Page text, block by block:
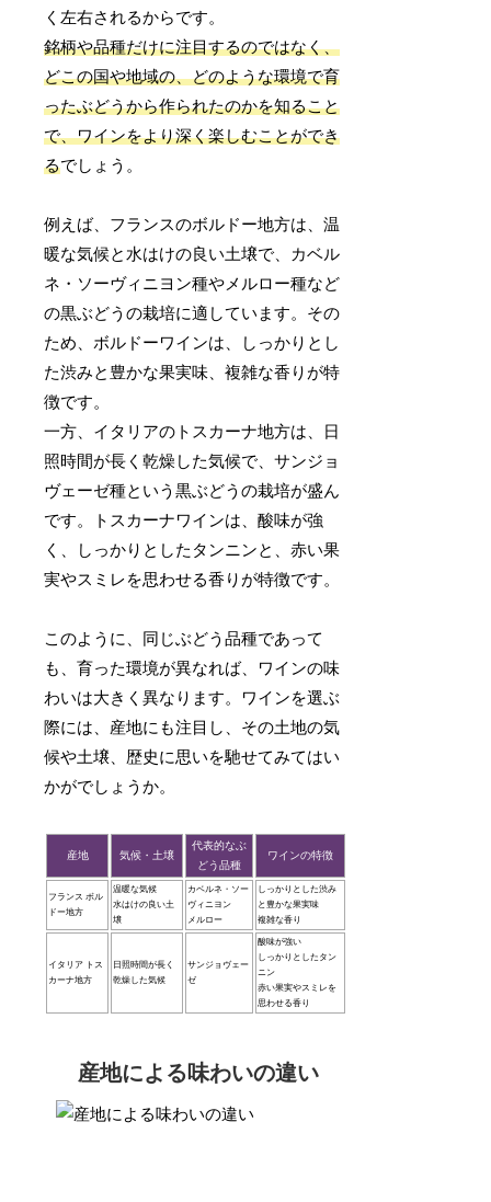
く左右されるからです。
銘柄や品種だけに注目するのではなく、
どこの国や地域の、どのような環境で育
ったぶどうから作られたのかを知ること
で、ワインをより深く楽しむことができ
るでしょう。
例えば、フランスのボルドー地方は、温
暖な気候と水はけの良い土壌で、カベル
ネ・ソーヴィニヨン種やメルロー種など
の黒ぶどうの栽培に適しています。その
ため、ボルドーワインは、しっかりとし
た渋みと豊かな果実味、複雑な香りが特
徴です。
一方、イタリアのトスカーナ地方は、日
照時間が長く乾燥した気候で、サンジョ
ヴェーゼ種という黒ぶどうの栽培が盛ん
です。トスカーナワインは、酸味が強
く、しっかりとしたタンニンと、赤い果
実やスミレを思わせる香りが特徴です。
このように、同じぶどう品種であって
も、育った環境が異なれば、ワインの味
わいは大きく異なります。ワインを選ぶ
際には、産地にも注目し、その土地の気
候や土壌、歴史に思いを馳せてみてはい
かがでしょうか。
産地 気候・土壌
代表的なぶ
どう品種
ワインの特徴
フランス ボル
ドー地方
温暖な気候
水はけの良い土
壌
カベルネ・ソー
ヴィニヨン
メルロー
しっかりとした渋み
と豊かな果実味
複雑な香り
イタリア トス
カーナ地方
日照時間が長く
乾燥した気候
サンジョヴェー
ゼ
酸味が強い
しっかりとしたタン
ニン
赤い果実やスミレを
思わせる香り
産地による味わいの違い